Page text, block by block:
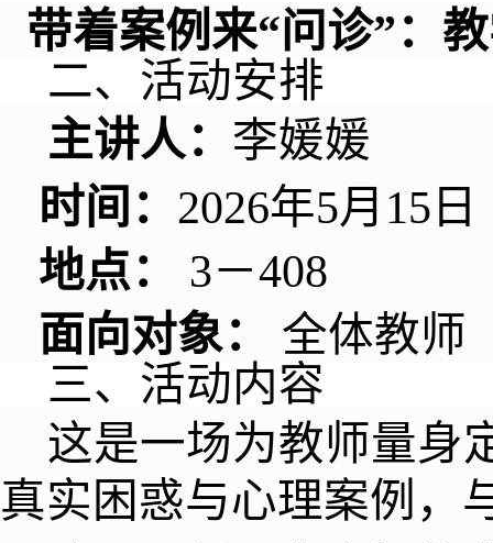
带着案例来“问诊”：
二、活动安排
主讲人： 李媛媛
时间： 2026年5月 15 日
地点：
3－408
面向对象：
全体教师
三、活动内容
这是一场为教师量身
真实困惑与心理案例，